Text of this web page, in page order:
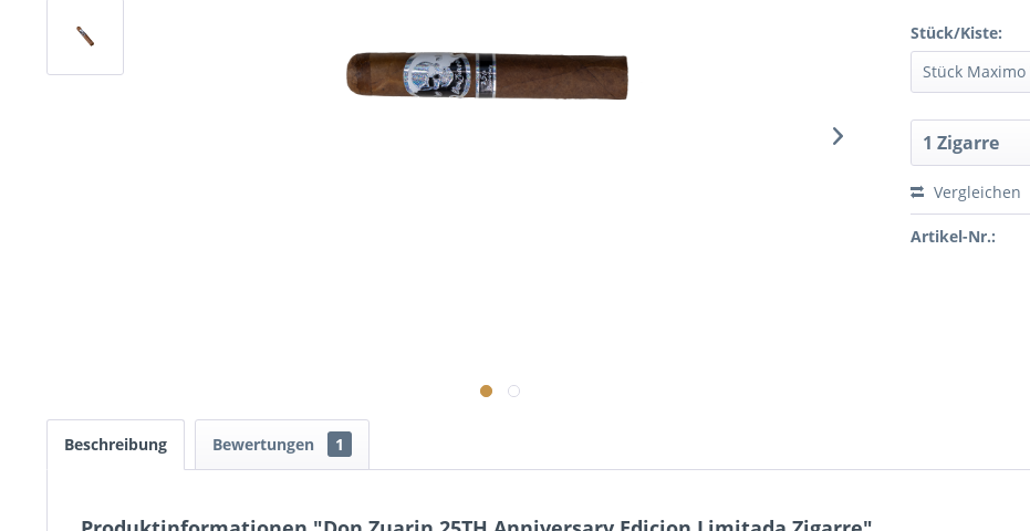
Stück/Kiste:
Vergleichen
Artikel-Nr.:
Beschreibung Bewertungen 1